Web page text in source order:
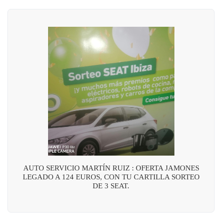
AUTO SERVICIO MARTÍN RUIZ : OFERTA JAMONES
LEGADO A 124 EUROS, CON TU CARTILLA SORTEO
DE 3 SEAT.